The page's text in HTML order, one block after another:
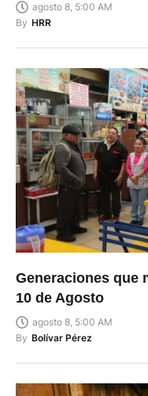
agosto 8, 5:00 AM
By HRR
Generaciones que
10 de Agosto
agosto 8, 5:00 AM
By Bolívar Pérez